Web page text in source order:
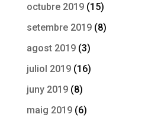
octubre 2019(15)
setembre 2019(8)
agost 2019(3)
juliol 2019(16)
juny 2019(8)
maig 2019(6)